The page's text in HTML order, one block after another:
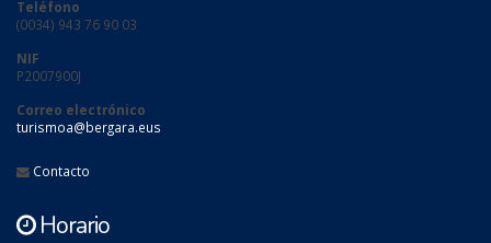
Teléfono
(0034) 943 76 90 03
NIF
P2007900J
Correo electrónico
turismoa@bergara.eus
Contacto
Horario